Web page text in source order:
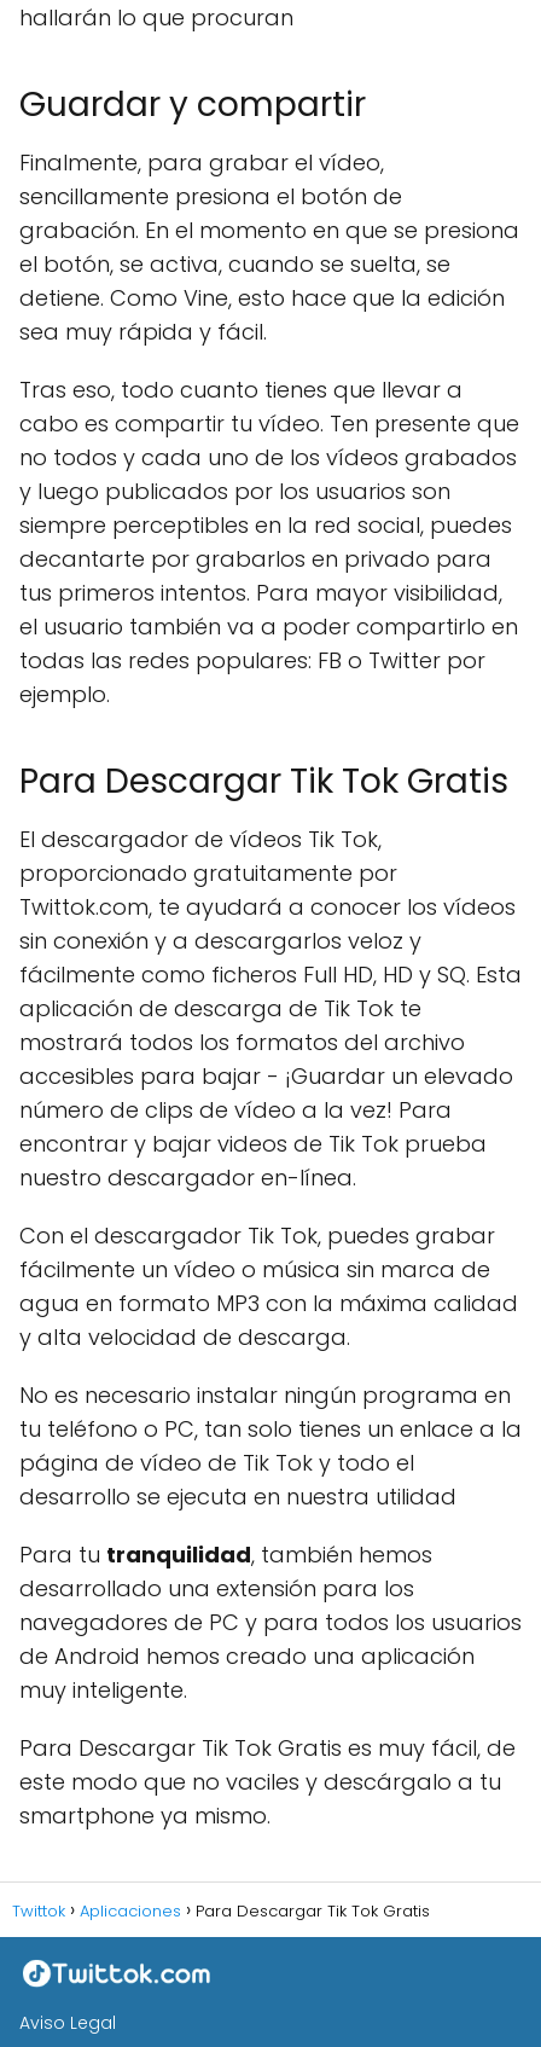
hallarán lo que procuran
Guardar y compartir
Finalmente, para grabar el vídeo,
sencillamente presiona el botón de
grabación. En el momento en que se presiona
el botón, se activa, cuando se suelta, se
detiene. Como Vine, esto hace que la edición
sea muy rápida y fácil.
Tras eso, todo cuanto tienes que llevar a
cabo es compartir tu vídeo. Ten presente que
no todos y cada uno de los vídeos grabados
y luego publicados por los usuarios son
siempre perceptibles en la red social, puedes
decantarte por grabarlos en privado para
tus primeros intentos. Para mayor visibilidad,
el usuario también va a poder compartirlo en
todas las redes populares: FB o Twitter por
ejemplo.
Para Descargar Tik Tok Gratis
El descargador de vídeos Tik Tok,
proporcionado gratuitamente por
Twittok.com, te ayudará a conocer los vídeos
sin conexión y a descargarlos veloz y
fácilmente como ficheros Full HD, HD y SQ. Esta
aplicación de descarga de Tik Tok te
mostrará todos los formatos del archivo
accesibles para bajar - ¡Guardar un elevado
número de clips de vídeo a la vez! Para
encontrar y bajar videos de Tik Tok prueba
nuestro descargador en-línea.
Con el descargador Tik Tok, puedes grabar
fácilmente un vídeo o música sin marca de
agua en formato MP3 con la máxima calidad
y alta velocidad de descarga.
No es necesario instalar ningún programa en
tu teléfono o PC, tan solo tienes un enlace a la
página de vídeo de Tik Tok y todo el
desarrollo se ejecuta en nuestra utilidad
Para tu tranquilidad, también hemos
desarrollado una extensión para los
navegadores de PC y para todos los usuarios
de Android hemos creado una aplicación
muy inteligente.
Para Descargar Tik Tok Gratis es muy fácil, de
este modo que no vaciles y descárgalo a tu
smartphone ya mismo.
Twittok Aplicaciones Para Descargar Tik Tok Gratis
Aviso Legal